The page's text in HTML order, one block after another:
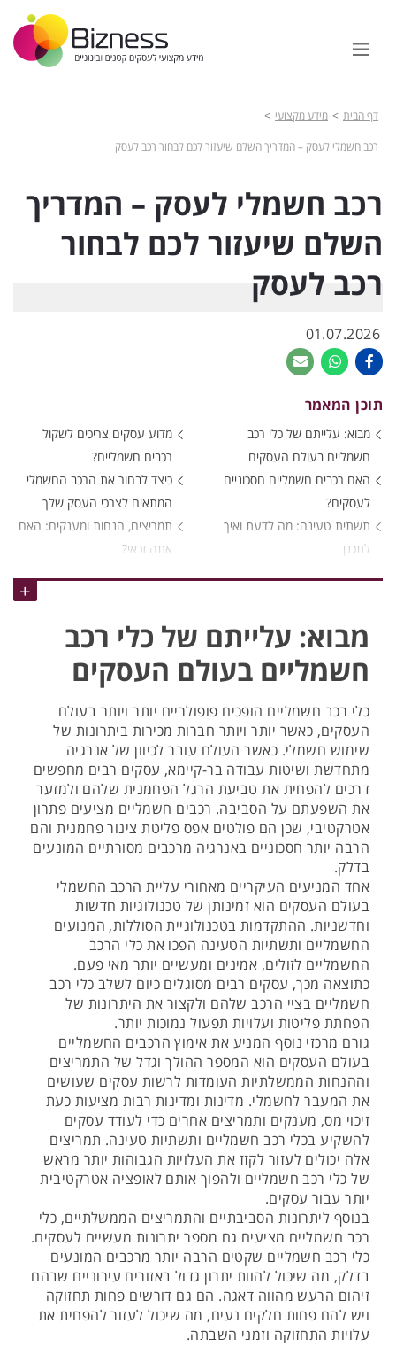
דף הבית > מידע מקצועי >
רכב חשמלי לעסק – המדריך השלם שיעזור לכם לבחור רכב לעסק
רכב חשמלי לעסק – המדריך
השלם שיעזור לכם לבחור
רכב לעסק
01.07.2026
תוכן המאמר
מבוא: עלייתם של כלי רכב
חשמליים בעולם העסקים
מדוע עסקים צריכים לשקול
רכבים חשמליים?
האם רכבים חשמליים חסכוניים
לעסקים?
כיצד לבחור את הרכב החשמלי
המתאים לצרכי העסק שלך
תשתית טעינה: מה לדעת ואיך
לתכנן
תמריצים, הנחות ומענקים: האם
אתה זכאי?
מבוא: עלייתם של כלי רכב
חשמליים בעולם העסקים
כלי רכב חשמליים הופכים פופולריים יותר ויותר בעולם
העסקים, כאשר יותר ויותר חברות מכירות ביתרונות של
שימוש חשמלי. כאשר העולם עובר לכיוון של אנרגיה
מתחדשת ושיטות עבודה בר-קיימא, עסקים רבים מחפשים
דרכים להפחית את טביעת הרגל הפחמנית שלהם ולמזער
את השפעתם על הסביבה. רכבים חשמליים מציעים פתרון
אטרקטיבי, שכן הם פולטים אפס פליטת צינור פחמנית והם
הרבה יותר חסכוניים באנרגיה מרכבים מסורתיים המונעים
בדלק.
אחד המניעים העיקריים מאחורי עליית הרכב החשמלי
בעולם העסקים הוא זמינותן של טכנולוגיות חדשות
וחדשניות. ההתקדמות בטכנולוגיית הסוללות, המנועים
החשמליים ותשתיות הטעינה הפכו את כלי הרכב
החשמליים לזולים, אמינים ומעשיים יותר מאי פעם.
כתוצאה מכך, עסקים רבים מסוגלים כיום לשלב כלי רכב
חשמליים בציי הרכב שלהם ולקצור את היתרונות של
הפחתת פליטות ועלויות תפעול נמוכות יותר.
גורם מרכזי נוסף המניע את אימוץ הרכבים החשמליים
בעולם העסקים הוא המספר ההולך וגדל של התמריצים
וההנחות הממשלתיות העומדות לרשות עסקים שעושים
את המעבר לחשמלי. מדינות ומדינות רבות מציעות כעת
זיכוי מס, מענקים ותמריצים אחרים כדי לעודד עסקים
להשקיע בכלי רכב חשמליים ותשתיות טעינה. תמריצים
אלה יכולים לעזור לקזז את העלויות הגבוהות יותר מראש
של כלי רכב חשמליים ולהפוך אותם לאופציה אטרקטיבית
יותר עבור עסקים.
בנוסף ליתרונות הסביבתיים והתמריצים הממשלתיים, כלי
רכב חשמליים מציעים גם מספר יתרונות מעשיים לעסקים.
כלי רכב חשמליים שקטים הרבה יותר מרכבים המונעים
בדלק, מה שיכול להוות יתרון גדול באזורים עירוניים שבהם
זיהום הרעש מהווה דאגה. הם גם דורשים פחות תחזוקה
ויש להם פחות חלקים נעים, מה שיכול לעזור להפחית את
עלויות התחזוקה וזמני השבתה.